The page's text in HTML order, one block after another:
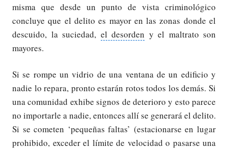
misma que desde un punto de vista criminológico
concluye que el delito es mayor en las zonas donde el
descuido, la suciedad, el desorden y el maltrato son
mayores.
Si se rompe un vidrio de una ventana de un edificio y
nadie lo repara, pronto estarán rotos todos los demás. Si
una comunidad exhibe signos de deterioro y esto parece
no importarle a nadie, entonces allí se generará el delito.
Si se cometen ‘pequeñas faltas’ (estacionarse en lugar
prohibido, exceder el límite de velocidad o pasarse una